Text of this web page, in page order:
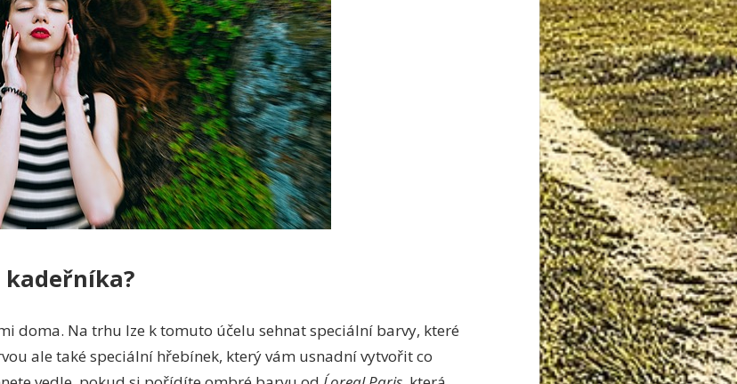
doma. Na trhu lze k tomuto účelu sehnat speciální barvy, které
ale také speciální hřebínek, který vám usnadní vytvořit co